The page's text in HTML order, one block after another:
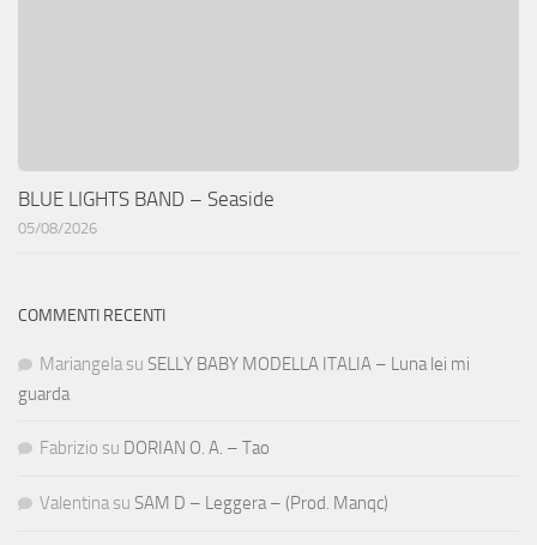
BLUE LIGHTS BAND – Seaside
05/08/2026
COMMENTI RECENTI
Mariangela su SELLY BABY MODELLA ITALIA – Luna lei mi
guarda
Fabrizio su DORIAN O. A. – Tao
Valentina su SAM D – Leggera – (Prod. Manqc)